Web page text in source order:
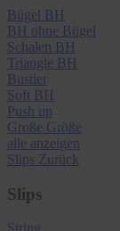
Bügel BH
BH ohne Bügel
Schalen BH
Triangle BH
Bustier
Soft BH
Push up
Große Größe
alle anzeigen
Slips Zurück
Slips